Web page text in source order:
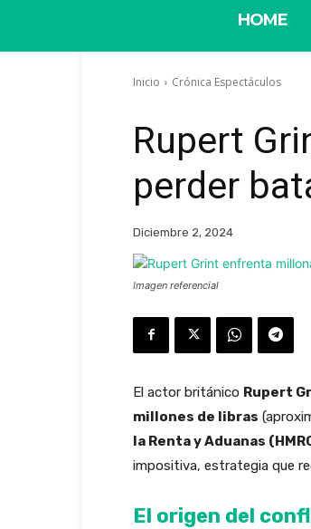
HOME
Inicio Crónica Espectáculos
Rupert
perder
Diciembre 2, 2024
Imagen referencial
El actor británico Rupert
millones de libras
la Renta y Aduanas
impositiva, estrategia que
El origen del